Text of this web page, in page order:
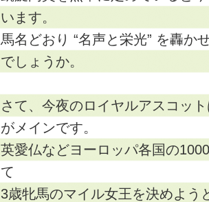
います。
馬名どおり “名声と栄光” を轟か
でしょうか。
さて、今夜のロイヤルアスコッ
がメインです。
英愛仏などヨーロッパ各国の
て
3歳牝馬のマイル女王を決めよう